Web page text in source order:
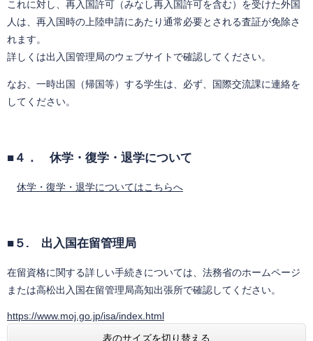
これに対し、再入国許可（みなし再入国許可を含む）を受けた外国
人は、再入国時の上陸申請にあたり通常必要とされる査証が免除さ
れます。
詳しくは出入国管理局のウェブサイトで確認してください。
なお、一時出国（帰国等）する学生は、必ず、国際交流課に連絡を
してください。
■４． 休学・復学・退学について
休学・復学・退学についてはこちらへ
■５. 出入国在留管理局
在留資格に関する詳しい手続きについては、法務省のホームページ
または高松出入国在留管理局高知出張所で確認してください。
https://www.moj.go.jp/isa/index.html
表のサイズを切り替える